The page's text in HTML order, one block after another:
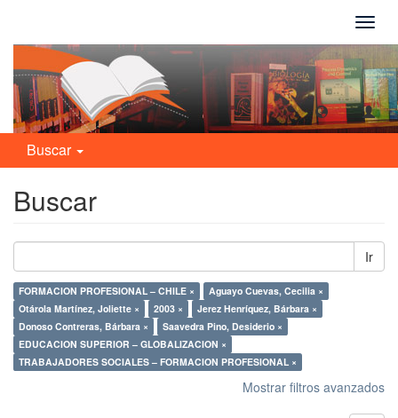
Buscar
Buscar
Ir
FORMACION PROFESIONAL – CHILE ×
Aguayo Cuevas, Cecilia ×
Otárola Martínez, Joliette ×
2003 ×
Jerez Henríquez, Bárbara ×
Donoso Contreras, Bárbara ×
Saavedra Pino, Desiderio ×
EDUCACION SUPERIOR – GLOBALIZACION ×
TRABAJADORES SOCIALES – FORMACION PROFESIONAL ×
Mostrar filtros avanzados